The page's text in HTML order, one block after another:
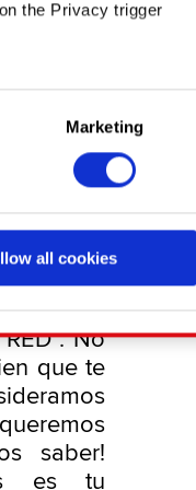
the Privacy trigger
meters
details section
and content-
media, with
with our partners.
in the “Settings”
Marketing
all cookies
a
pero no
de
en
no oficial
No
que te
saber!
es tu